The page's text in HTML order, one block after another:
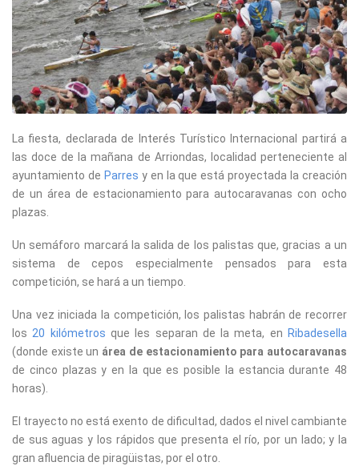
La fiesta, declarada de Interés Turístico Internacional partirá a
las doce de la mañana de Arriondas, localidad perteneciente al
ayuntamiento de Parres y en la que está proyectada la creación
de un área de estacionamiento para autocaravanas con ocho
plazas.
Un semáforo marcará la salida de los palistas que, gracias a un
sistema de cepos especialmente pensados para esta
competición, se hará a un tiempo.
Una vez iniciada la competición, los palistas habrán de recorrer
los 20 kilómetros que les separan de la meta, en Ribadesella
(donde existe un área de estacionamiento para autocaravanas
de cinco plazas y en la que es posible la estancia durante 48
horas).
El trayecto no está exento de dificultad, dados el nivel cambiante
de sus aguas y los rápidos que presenta el río, por un lado; y la
gran afluencia de piragüistas, por el otro.